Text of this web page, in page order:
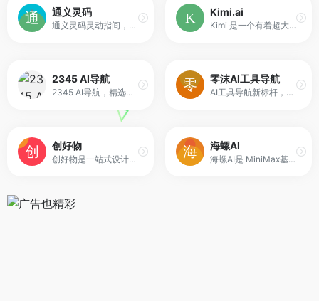
通义灵码
通义灵码灵动指间，快码加编，你的智能编码助手|基于通义大模型，提供代码智能生成、研发智能问答能力
Kimi.ai
Kimi 是一个有着超大“内存”的智能助手，可以一口气读完二十万字的小说，还会上网冲浪，快来跟他聊聊吧 | Kimi.ai - Moonshot AI 出品的智能助手
2345 AI导航
2345 AI导航，精选免费好用的人工智能工具箱。专注于全球优质AI产品、教程和资源分享。涵盖了AI绘画，AI游戏，AI视频，AI网址大全，AI工具软件，AI搜索、AI写作、AI剪辑、AI动画、AI3D、AI游戏、AI营销等等。持续关注技术及行业动态，优质内容持续更新。
零沫AI工具导航
AI工具导航新标杆，探索全球实用AI工具
创好物
创好物是一站式设计创意+线下物料定制平台，用户可通过海量免费模板和AI智能体进行设计创作，然后预览实物效果，最终完成下单。单件定制，套装定制，企业小批量/大批量采购，满足线下营销、品牌周边、宠物周边、应援物料、文创礼品、3D打印、非遗手工等多场景定制需求。涵盖名片、海报、展架、折页、画册、条幅、吧唧、手办、马克杯、冰箱贴、贴纸、亚克力、T恤服饰、各类袋子等众多品类
海螺AI
海螺AI是 MiniMax基于自研的多模态大语言模型为用户打造的AI伙伴，可以帮你智能搜索问答、精准识图解析、沉浸语音通话、专业/创意写作、文档速读总结、还有独家悬浮球功能帮你把琐事化繁为简。10倍速获取信息，10倍速解决问题。从学生到打工人，或者是自由工作者、创作者，不管你是任何角色都可以随时召唤它，上手即用，张嘴就问，无论是AI写作、AI搜题、AI办公、AI翻译、AI编程、AI创作、AI文档总结，还是陪你AI聊天、AI对话、口语陪练、模拟面试。它是你全能的AI助手。